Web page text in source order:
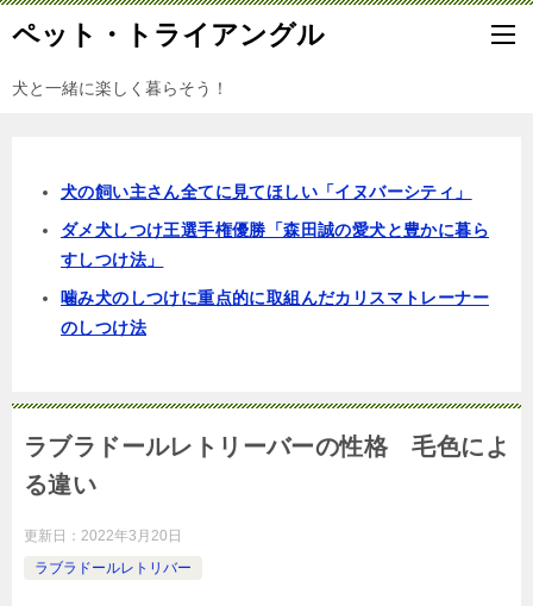
ペット・トライアングル
犬と一緒に楽しく暮らそう！
犬の飼い主さん全てに見てほしい「イヌバーシティ」
ダメ犬しつけ王選手権優勝「森田誠の愛犬と豊かに暮ら
すしつけ法」
噛み犬のしつけに重点的に取組んだカリスマトレーナー
のしつけ法
ラブラドールレトリーバーの性格 毛色によ
る違い
更新日： 2022年3月20日
ラブラドールレトリバー